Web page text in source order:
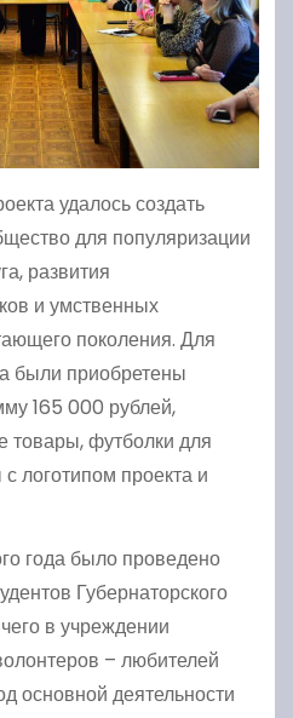
удалось создать
для популяризации
развития
и умственных
поколения. Для
были приобретены
165 000 рублей,
товары, футболки для
логотипом проекта и
года было проведено
Губернаторского
в учреждении
– любителей
основной деятельности